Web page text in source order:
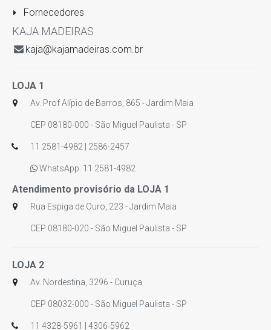
Fornecedores
KAJA MADEIRAS
kaja@kajamadeiras.com.br
LOJA 1
Av. Prof Alípio de Barros, 865 - Jardim Maia
CEP 08180-000 - São Miguel Paulista - SP
11 2581-4982 | 2586-2457
WhatsApp: 11 2581-4982
Atendimento provisório da LOJA 1
Rua Espiga de Ouro, 223 - Jardim Maia
CEP 08180-020 - São Miguel Paulista - SP
LOJA 2
Av. Nordestina, 3296 - Curuça
CEP 08032-000 - São Miguel Paulista - SP
11 4328-5961 | 4306-5962